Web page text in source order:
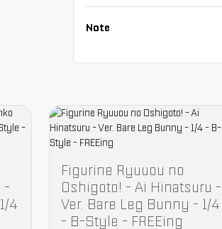
Note
-
4
Figurine Ryuuou no
Oshigoto! - Ai Hinatsuru -
Ver. Bare Leg Bunny - 1/4
- B-Style - FREEing